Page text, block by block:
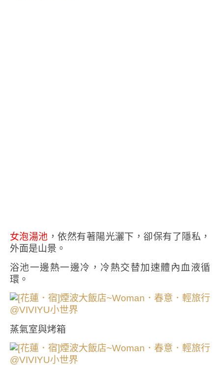
女泡湯池 ，依然有著陽光灑下，卻保有了隱私，
外面是山景。
浴池一邊熱一邊冷，冷熱交替加速體內血液循
環。
蒸氣室與烤箱